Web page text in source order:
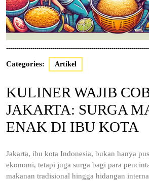
Categories: Artikel
KULINER WAJIB
JAKARTA: SURGA
ENAK DI IBU KOTA
Jakarta, ibu kota Indonesia, bukan hanya
ekonomi, tetapi juga surga bagi para
makanan tradisional hingga hidangan